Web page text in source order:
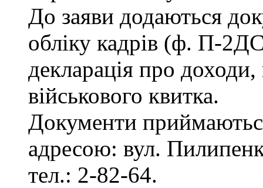
До заяви додаються
обліку кадрів (ф. П-
декларація про доходи,
військового квитка.
Документи
адресою: вул.
тел.: 2-82-64.